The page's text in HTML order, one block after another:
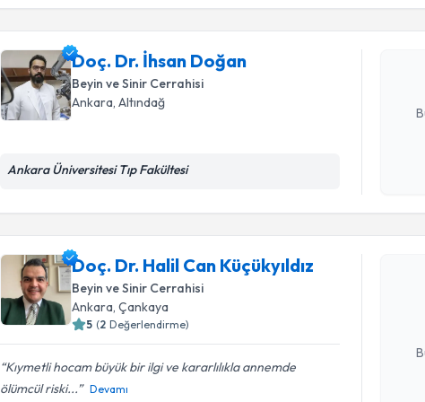
Doç. Dr. İhsan Doğan
Beyin ve Sinir Cerrahisi
Ankara , Altındağ
Ankara Üniversitesi Tıp Fakültesi
Size bu
Doç. Dr. Halil Can Küçükyıldız
Beyin ve Sinir Cerrahisi
Ankara , Çankaya
5 (2 Değerlendirme)
Kıymetli hocam büyük bir ilgi ve kararlılıkla annemde
ölümcül riski...
Devamı
Randevu
Doç. Dr.